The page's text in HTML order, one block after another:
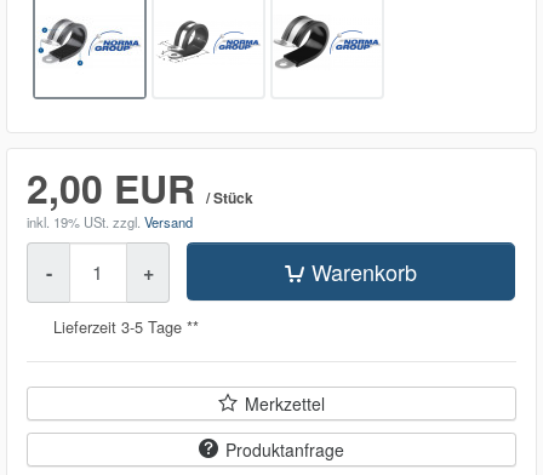
2,00 EUR / Stück
inkl. 19% USt. zzgl. Versand
- + Warenkorb
Lieferzeit 3-5 Tage **
Merkzettel
Produktanfrage